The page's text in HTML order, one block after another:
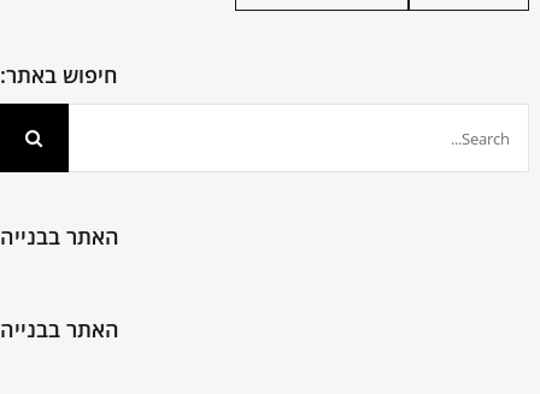
חיפוש באתר:
האתר בבנייה
האתר בבנייה